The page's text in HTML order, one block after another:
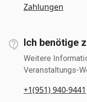
Zahlungen
Ich benötige
Weitere
Veranstaltungs-
+1(951) 940-9441